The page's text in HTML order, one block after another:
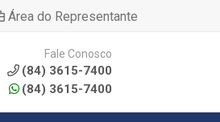
Área do Representante
Fale Conosco
(84) 3615-7400
(84) 3615-7400